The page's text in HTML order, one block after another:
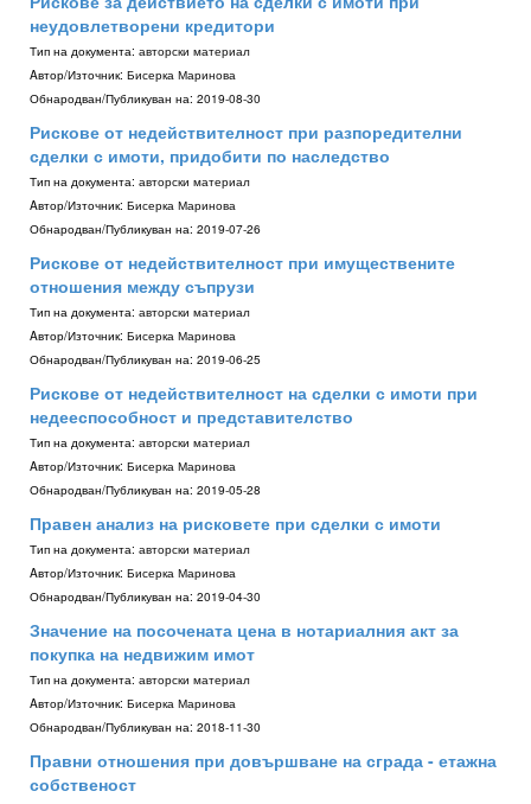
неудовлетворени кредитори
Тип на документа: авторски материал
Aвтор/Източник: Бисерка Маринова
Обнародван/Публикуван на: 2019-08-30
Рискове от недействителност при разпоредителни
сделки с имоти, придобити по наследство
Тип на документа: авторски материал
Aвтор/Източник: Бисерка Маринова
Обнародван/Публикуван на: 2019-07-26
Рискове от недействителност при имуществените
отношения между съпрузи
Тип на документа: авторски материал
Aвтор/Източник: Бисерка Маринова
Обнародван/Публикуван на: 2019-06-25
Рискове от недействителност на сделки с имоти при
недееспособност и представителство
Тип на документа: авторски материал
Aвтор/Източник: Бисерка Маринова
Обнародван/Публикуван на: 2019-05-28
Правен анализ на рисковете при сделки с имоти
Тип на документа: авторски материал
Aвтор/Източник: Бисерка Маринова
Обнародван/Публикуван на: 2019-04-30
Значение на посочената цена в нотариалния акт за
покупка на недвижим имот
Тип на документа: авторски материал
Aвтор/Източник: Бисерка Маринова
Обнародван/Публикуван на: 2018-11-30
Правни отношения при довършване на сграда - етажна
собственост